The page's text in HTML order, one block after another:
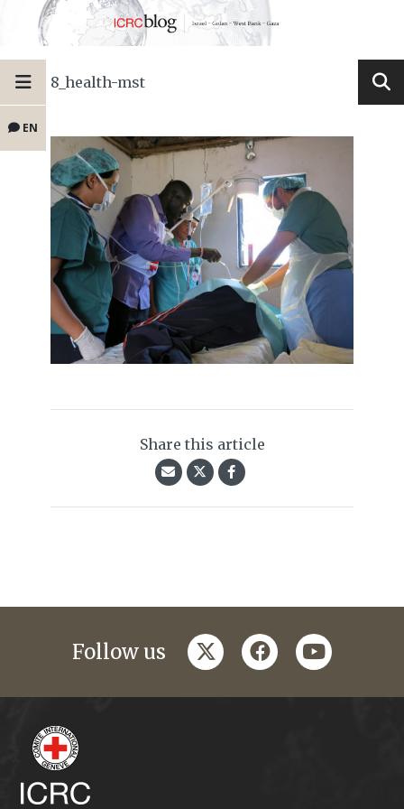
EN
8_health-mst
Share this article
Follow us twitterfacebookyoutube